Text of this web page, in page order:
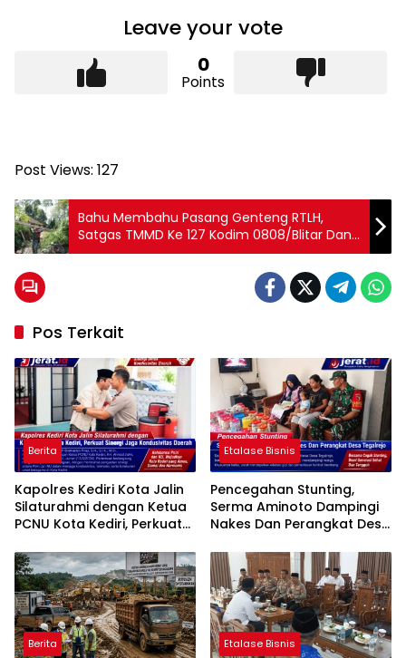
Leave your vote
0
Points
Post Views: 127
Bahu Membahu Pasang Genteng RTLH,
Satgas TMMD Ke 127 Kodim 0808/Blitar Dan
Warga Tunjukkan Kekompakan
Pos Terkait
Berita
Kapolres Kediri Kota Jalin
Silaturahmi dengan Ketua
PCNU Kota Kediri, Perkuat
Daerah
Etalase Bisnis
Pencegahan Stunting,
Serma Aminoto Dampingi
Nakes Dan Perangkat Desa
Berita Etalase Bisnis